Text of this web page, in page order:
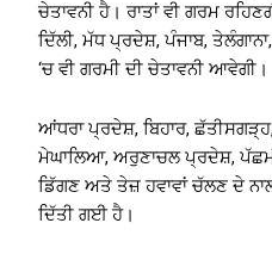
ਚੇਤਾਵਨੀ ਹੈ। ਰਾਤਾਂ ਵੀ ਗਰਮ
ਦਿੱਲੀ, ਮੱਧ ਪ੍ਰਦੇਸ਼, ਪੰਜਾਬ,
‘ਚ ਵੀ ਗਰਮੀ ਦੀ ਚੇਤਾਵਨੀ ਆਵੇਗੀ।
ਆਂਧਰਾ ਪ੍ਰਦੇਸ਼, ਬਿਹਾਰ,
ਮੇਘਾਲਿਆ, ਅਰੁਣਾਚਲ ਪ੍ਰਦੇਸ਼,
ਡਿੱਗਣ ਅਤੇ ਤੇਜ਼ ਹਵਾਵਾਂ ਚੱਲਣ ਦੇ
ਦਿੱਤੀ ਗਈ ਹੈ।